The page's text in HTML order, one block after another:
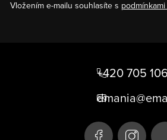
Vložením e-mailu souhlasíte s
+420 705